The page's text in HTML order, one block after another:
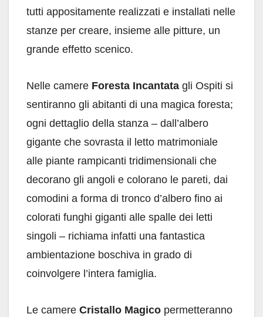
tutti appositamente realizzati e installati nelle
stanze per creare, insieme alle pitture, un
grande effetto scenico.
Nelle camere Foresta Incantata gli Ospiti si
sentiranno gli abitanti di una magica foresta;
ogni dettaglio della stanza – dall’albero
gigante che sovrasta il letto matrimoniale
alle piante rampicanti tridimensionali che
decorano gli angoli e colorano le pareti, dai
comodini a forma di tronco d’albero fino ai
colorati funghi giganti alle spalle dei letti
singoli – richiama infatti una fantastica
ambientazione boschiva in grado di
coinvolgere l’intera famiglia.
Le camere Cristallo Magico permetteranno